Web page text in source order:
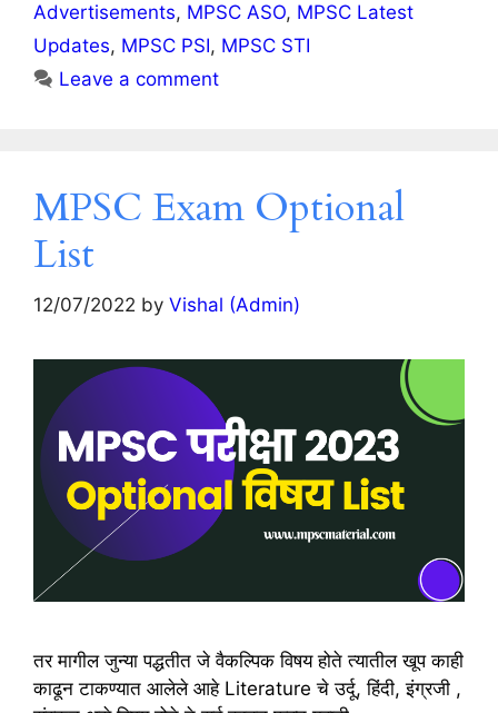
Advertisements, MPSC ASO, MPSC Latest
Updates, MPSC PSI, MPSC STI
Leave a comment
MPSC Exam Optional
List
12/07/2022 by Vishal (Admin)
तर मागील जुन्या पद्धतीत जे वैकल्पिक विषय होते त्यातील खूप काही
काढून टाकण्यात आलेले आहे Literature चे उर्दू, हिंदी, इंग्रजी ,